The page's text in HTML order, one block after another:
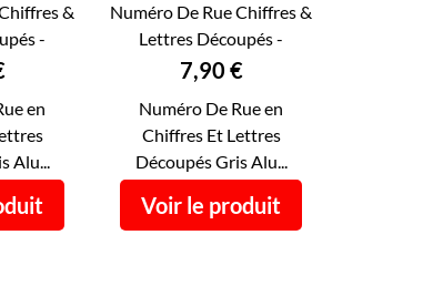
&
-
en
Alu...
APERÇU RAPIDE
Numéro De Rue Chiffres &
Lettres Découpés -
Numéro De Maison...
Prix
7,90 €
Numéro De Rue en
Chiffres Et Lettres
Découpés Gris Alu...
Voir le produit